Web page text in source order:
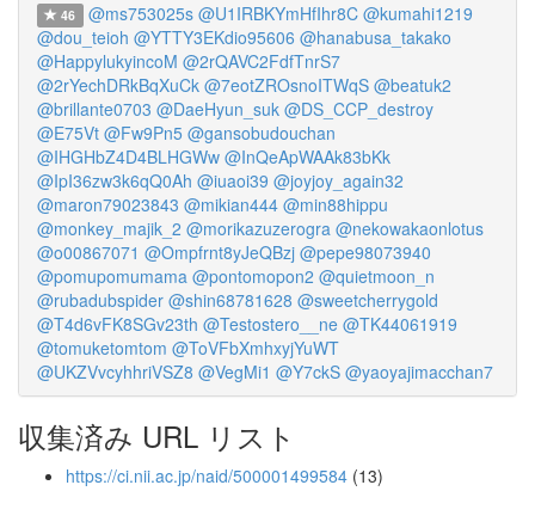
46 @ms753025s @U1IRBKYmHfIhr8C @kumahi1219
@dou_teioh @YTTY3EKdio95606 @hanabusa_takako
@HappylukyincoM @2rQAVC2FdfTnrS7
@2rYechDRkBqXuCk @7eotZROsnoITWqS @beatuk2
@brillante0703 @DaeHyun_suk @DS_CCP_destroy
@E75Vt @Fw9Pn5 @gansobudouchan
@IHGHbZ4D4BLHGWw @InQeApWAAk83bKk
@IpI36zw3k6qQ0Ah @iuaoi39 @joyjoy_again32
@maron79023843 @mikian444 @min88hippu
@monkey_majik_2 @morikazuzerogra @nekowakaonlotus
@o00867071 @Ompfrnt8yJeQBzj @pepe98073940
@pomupomumama @pontomopon2 @quietmoon_n
@rubadubspider @shin68781628 @sweetcherrygold
@T4d6vFK8SGv23th @Testostero__ne @TK44061919
@tomuketomtom @ToVFbXmhxyjYuWT
@UKZVvcyhhriVSZ8 @VegMi1 @Y7ckS @yaoyajimacchan7
収集済み URL リスト
https://ci.nii.ac.jp/naid/500001499584 (13)